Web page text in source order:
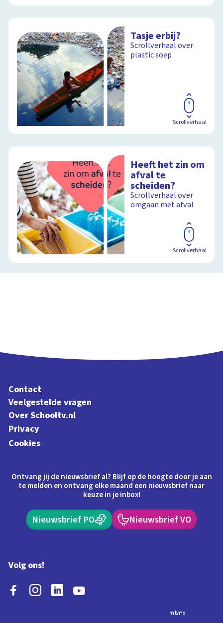
Tasje erbij?
Scrollverhaal over
plastic soep
Scrollverhaal
Heeft het zin om
afval te
scheiden?
Scrollverhaal over
omgaan met afval
Scrollverhaal
Contact
Veelgestelde vragen
Over Schooltv.nl
Privacy
Cookies
Ontvang jij de nieuwsbrief al? Blijf op de hoogte door je aan
te melden en ontvang elke maand een nieuwsbrief naar
keuze in je inbox!
Nieuwsbrief PO Nieuwsbrief VO
Volg ons!